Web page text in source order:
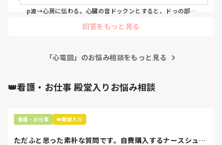
p波→心房に伝わる。心臓の音ドックンとすると、ドっの部分
ドッとした後に、心房（左右どちらも）収縮する。右心房に溜
QRS波が、右脚と左脚に伝わる。
心室が収縮する時は全身によいしょーって血液送るので、右心
いでーと送り出される。
波がみえるというわけです。
回答をもっと見る
「心電図」のお悩み相談をもっと見る
👑看護・お仕事 殿堂入りお悩み相談
看護・お仕事 👑殿堂入り
ただふと思った素朴な質問です。自費購入するナースシュー